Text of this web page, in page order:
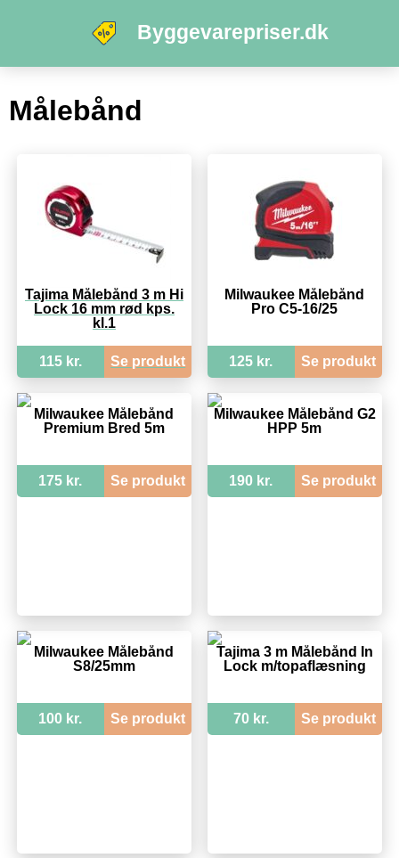
Byggevarepriser.dk
Målebånd
Tajima Målebånd 3 m Hi
Lock 16 mm rød kps.
kl.1
115 kr. Se produkt
Milwaukee Målebånd
Pro C5-16/25
125 kr. Se produkt
Milwaukee Målebånd
Premium Bred 5m
175 kr. Se produkt
Milwaukee Målebånd G2
HPP 5m
190 kr. Se produkt
Milwaukee Målebånd
S8/25mm
100 kr. Se produkt
Tajima 3 m Målebånd In
Lock m/topaflæsning
70 kr. Se produkt